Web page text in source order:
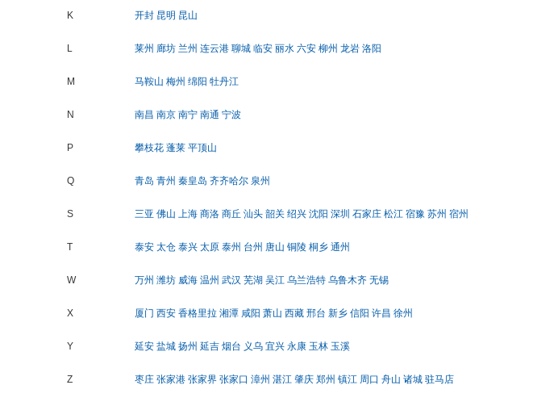
K 开封 昆明 昆山
L 莱州 廊坊 兰州 连云港 聊城 临安 丽水 六安 柳州 龙岩 洛阳
M 马鞍山 梅州 绵阳 牡丹江
N 南昌 南京 南宁 南通 宁波
P 攀枝花 蓬莱 平顶山
Q 青岛 青州 秦皇岛 齐齐哈尔 泉州
S 三亚 佛山 上海 商洛 商丘 汕头 韶关 绍兴 沈阳 深圳 石家庄 松江 宿豫 苏州 宿州
T 泰安 太仓 泰兴 太原 泰州 台州 唐山 铜陵 桐乡 通州
W 万州 潍坊 威海 温州 武汉 芜湖 吴江 乌兰浩特 乌鲁木齐 无锡
X 厦门 西安 香格里拉 湘潭 咸阳 萧山 西藏 邢台 新乡 信阳 许昌 徐州
Y 延安 盐城 扬州 延吉 烟台 义乌 宜兴 永康 玉林 玉溪
Z 枣庄 张家港 张家界 张家口 漳州 湛江 肇庆 郑州 镇江 周口 舟山 诸城 驻马店